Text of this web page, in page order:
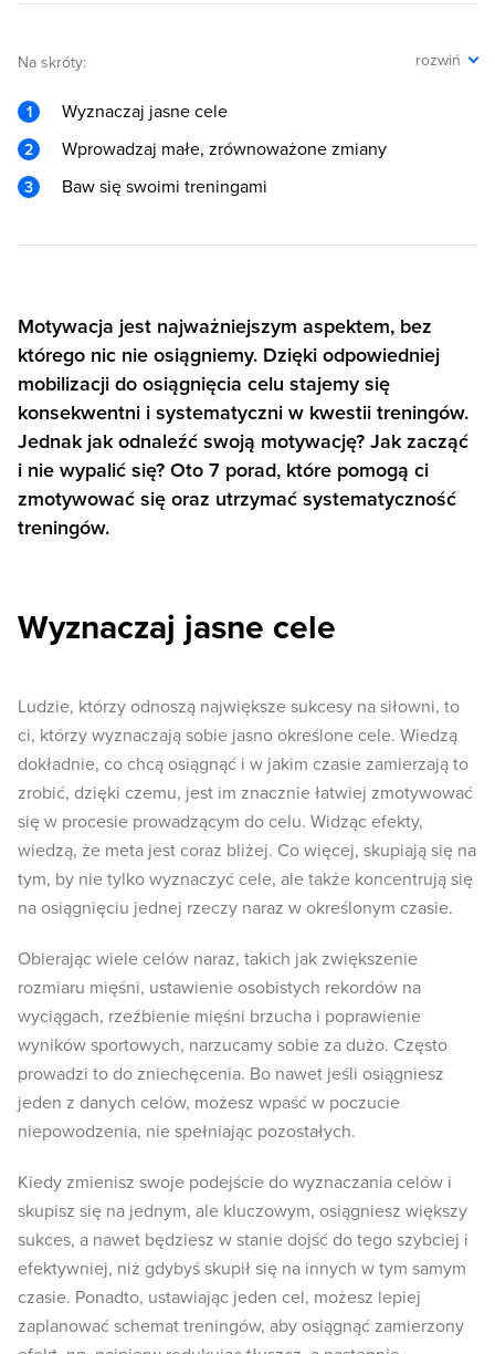
Na skróty: rozwiń
Wyznaczaj jasne cele
Wprowadzaj małe, zrównoważone zmiany
Baw się swoimi treningami
Motywacja jest najważniejszym aspektem, bez
którego nic nie osiągniemy. Dzięki odpowiedniej
mobilizacji do osiągnięcia celu stajemy się
konsekwentni i systematyczni w kwestii treningów.
Jednak jak odnaleźć swoją motywację? Jak zacząć
i nie wypalić się? Oto 7 porad, które pomogą ci
zmotywować się oraz utrzymać systematyczność
treningów.
Wyznaczaj jasne cele
Ludzie, którzy odnoszą największe sukcesy na siłowni, to
ci, którzy wyznaczają sobie jasno określone cele. Wiedzą
dokładnie, co chcą osiągnąć i w jakim czasie zamierzają to
zrobić, dzięki czemu, jest im znacznie łatwiej zmotywować
się w procesie prowadzącym do celu. Widząc efekty,
wiedzą, że meta jest coraz bliżej. Co więcej, skupiają się na
tym, by nie tylko wyznaczyć cele, ale także koncentrują się
na osiągnięciu jednej rzeczy naraz w określonym czasie.
Obierając wiele celów naraz, takich jak zwiększenie
rozmiaru mięśni, ustawienie osobistych rekordów na
wyciągach, rzeźbienie mięśni brzucha i poprawienie
wyników sportowych, narzucamy sobie za dużo. Często
prowadzi to do zniechęcenia. Bo nawet jeśli osiągniesz
jeden z danych celów, możesz wpaść w poczucie
niepowodzenia, nie spełniając pozostałych.
Kiedy zmienisz swoje podejście do wyznaczania celów i
skupisz się na jednym, ale kluczowym, osiągniesz większy
sukces, a nawet będziesz w stanie dojść do tego szybciej i
efektywniej, niż gdybyś skupił się na innych w tym samym
czasie. Ponadto, ustawiając jeden cel, możesz lepiej
zaplanować schemat treningów, aby osiągnąć zamierzony